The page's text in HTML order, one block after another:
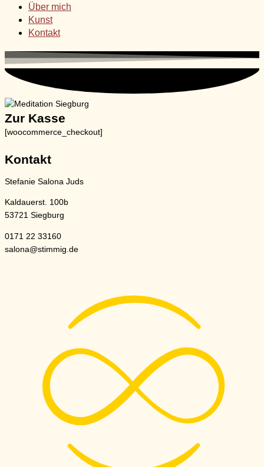
Über mich
Kunst
Kontakt
Zur Kasse
[woocommerce_checkout]
Kontakt
Stefanie Salona Juds
Kaldauerst. 100b
53721 Siegburg
0171 22 33160
salona@stimmig.de